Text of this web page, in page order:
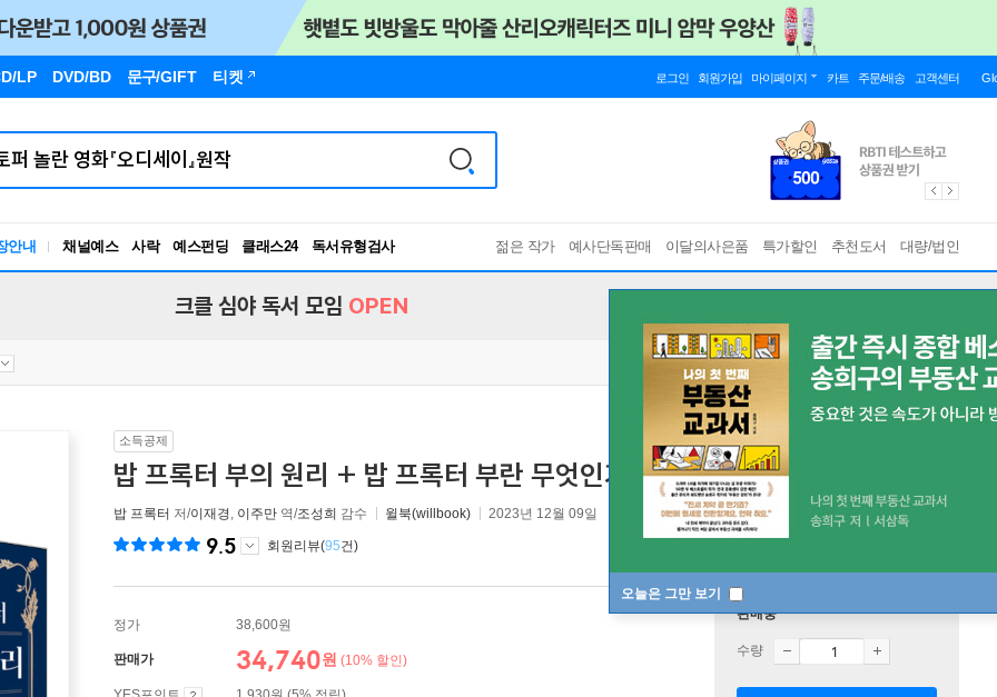
LP DVD/BD 문구/GIFT 티켓 로그인 회원가입 마이페이지 카트 주문/배송 고객센터
안내 채널예스 사락 예스펀딩 클래스24
독서유형검사
RBTI Lab
젊은 작가 예사단독판매 이달의사은품 특가할인 추천도서 대량/법인
오늘은 그만 보기
크클 심야 독서 모임 OPEN
소득공제
밥 프록터 부의 원리 + 밥 프록터 부란 무엇인가 세트 [ 2권 ]
밥 프록터 저/이재경, 이주만 역/조성희 감수 윌북(willbook) 2023년 12월 09일
9.5 회원리뷰(95건)
정가 38,600원
판매가 34,740원 (10% 할인)
판매중
수량